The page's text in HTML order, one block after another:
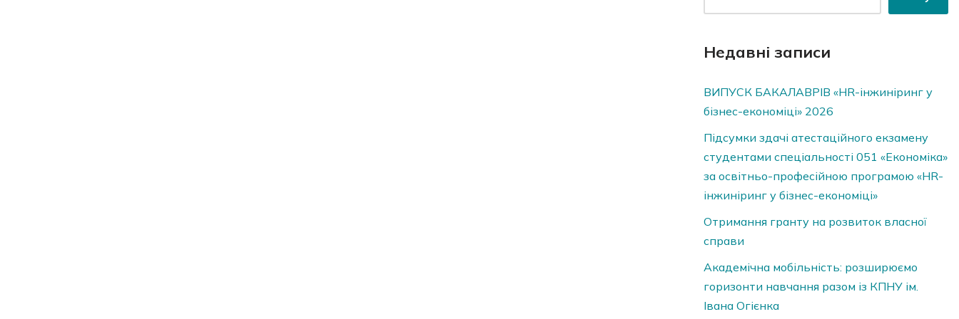
Недавні записи
ВИПУСК БАКАЛАВРІВ «HR-інжиніринг у
бізнес-економіці» 2026
Підсумки здачі атестаційного екзамену
студентами спеціальності 051 «Економіка»
за освітньо-професійною програмою «HR-
інжиніринг у бізнес-економіці»
Отримання гранту на розвиток власної
справи
Академічна мобільність: розширюємо
горизонти навчання разом із КПНУ ім.
Івана Огієнка